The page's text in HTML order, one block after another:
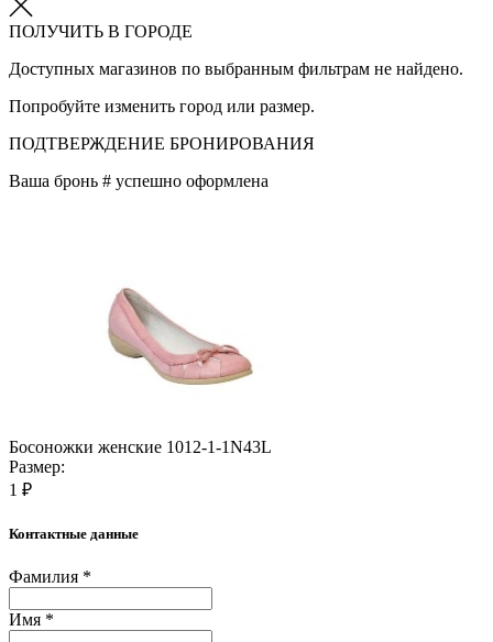
ПОЛУЧИТЬ В ГОРОДЕ
Доступных магазинов по выбранным фильтрам не найдено.
Попробуйте изменить город или размер.
ПОДТВЕРЖДЕНИЕ БРОНИРОВАНИЯ
Ваша бронь # успешно оформлена
Босоножки женские 1012-1-1N43L
Размер:
1 ₽
Контактные данные
Фамилия *
Имя *